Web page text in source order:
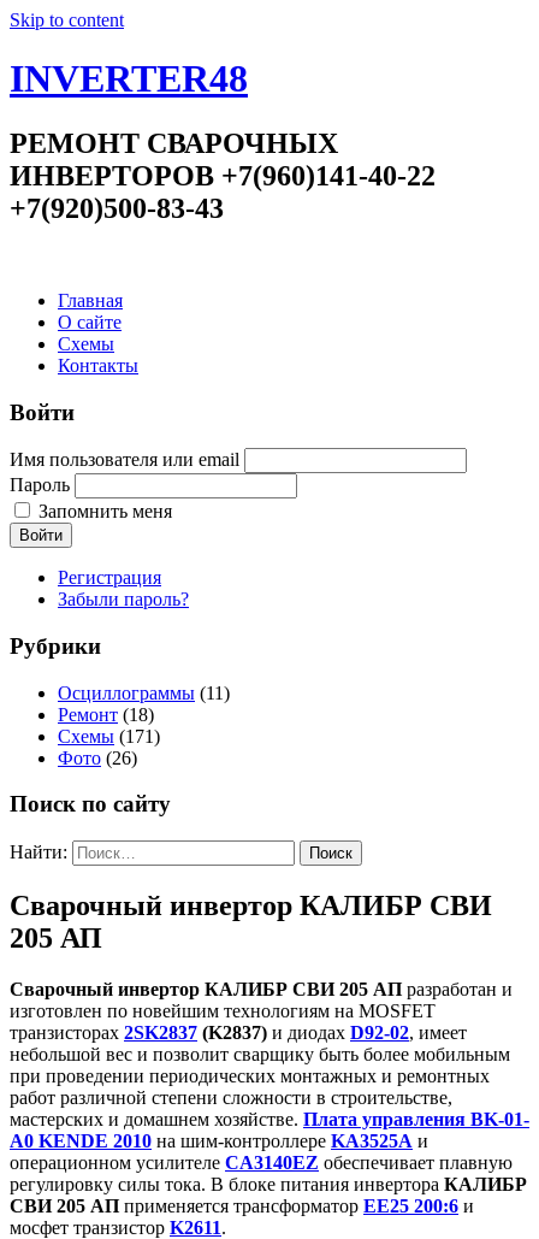
Skip to content
INVERTER48
РЕМОНТ СВАРОЧНЫХ
ИНВЕРТОРОВ +7(960)141-40-22
+7(920)500-83-43
Главная
О сайте
Схемы
Контакты
Войти
Имя пользователя или email
Пароль
Запомнить меня
Войти
Регистрация
Забыли пароль?
Рубрики
Осциллограммы (11)
Ремонт (18)
Схемы (171)
Фото (26)
Поиск по сайту
Найти:
Сварочный инвертор КАЛИБР СВИ
205 АП
Сварочный инвертор КАЛИБР СВИ 205 АП разработан и
изготовлен по новейшим технологиям на MOSFET
транзисторах 2SK2837 (K2837) и диодах D92-02, имеет
небольшой вес и позволит сварщику быть более мобильным
при проведении периодических монтажных и ремонтных
работ различной степени сложности в строительстве,
мастерских и домашнем хозяйстве. Плата управления BK-01-
A0 KENDE 2010 на шим-контроллере KA3525A и
операционном усилителе CA3140EZ обеспечивает плавную
регулировку силы тока. В блоке питания инвертора КАЛИБР
СВИ 205 АП применяется трансформатор EE25 200:6 и
мосфет транзистор K2611.